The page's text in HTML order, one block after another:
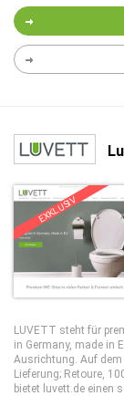
EXKLUSIV
LUVETT steht für
in Germany, made in
Ausrichtung. Auf dem
Lieferung; Retoure,
bietet luvett.de einen